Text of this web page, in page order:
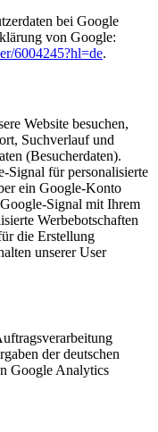
bei Google
von Google:
6004245?hl=de.
Website besuchen,
Suchverlauf und
(Besucherdaten).
Signal für personalisierte
ein Google-Konto
Signal mit Ihrem
Werbebotschaften
die Erstellung
unserer User
der deutschen
Google Analytics